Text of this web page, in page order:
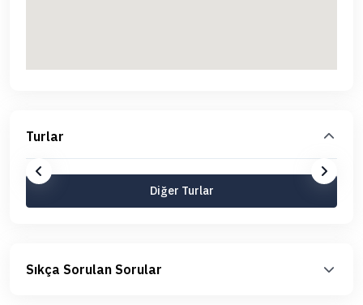
Turlar
Diğer Turlar
Sıkça Sorulan Sorular